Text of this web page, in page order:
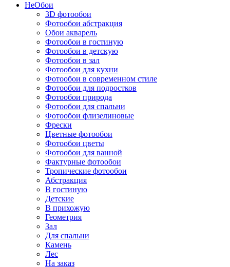
НеОбои
3D фотообои
Фотообои абстракция
Обои акварель
Фотообои в гостиную
Фотообои в детскую
Фотообои в зал
Фотообои для кухни
Фотообои в современном стиле
Фотообои для подростков
Фотообои природа
Фотообои для спальни
Фотообои флизелиновые
Фрески
Цветные фотообои
Фотообои цветы
Фотообои для ванной
Фактурные фотообои
Тропические фотообои
Абстракция
В гостиную
Детские
В прихожую
Геометрия
Зал
Для спальни
Камень
Лес
На заказ